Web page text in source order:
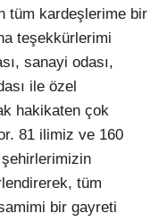
tüm kardeşlerime bir
teşekkürlerimi
sanayi odası,
ile özel
hakikaten çok
81 ilimiz ve 160
tüm
bir gayreti